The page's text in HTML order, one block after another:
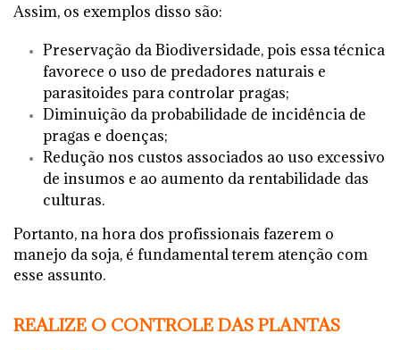
Assim, os exemplos disso são:
Preservação da Biodiversidade, pois essa técnica
favorece o uso de predadores naturais e
parasitoides para controlar pragas;
Diminuição da probabilidade de incidência de
pragas e doenças;
Redução nos custos associados ao uso excessivo
de insumos e ao aumento da rentabilidade das
culturas.
Portanto, na hora dos profissionais fazerem o
manejo da soja, é fundamental terem atenção com
esse assunto.
REALIZE O CONTROLE DAS PLANTAS